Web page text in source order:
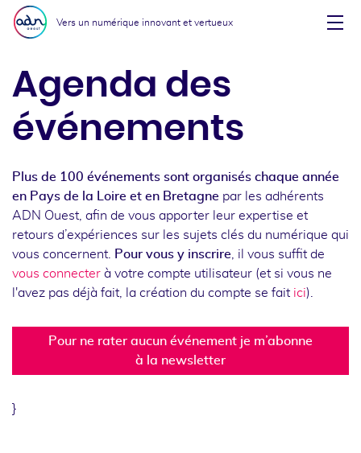
Aller au menu
Aller au contenu
Vers un numérique innovant et vertueux
Agenda des
événements
Plus de 100 événements sont organisés chaque année
en Pays de la Loire et en Bretagne par les adhérents
ADN Ouest, afin de vous apporter leur expertise et
retours d’expériences sur les sujets clés du numérique qui
vous concernent.
Pour vous y inscrire , il vous suffit de
vous connecter à votre compte utilisateur (et si vous ne
l'avez pas déjà fait, la création du compte se fait ici).
Pour ne rater aucun événement je m’abonne
à la newsletter
}